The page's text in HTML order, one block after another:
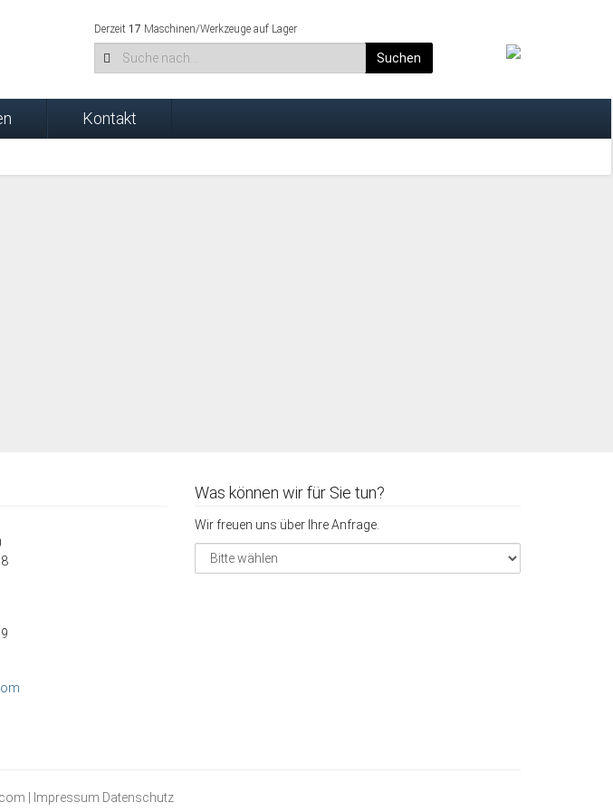
Derzeit 17 Maschinen/Werkzeuge auf Lager
Suchen
Kontakt
Was können wir für Sie tun?
Wir freuen uns über Ihre Anfrage.
| Impressum Datenschutz